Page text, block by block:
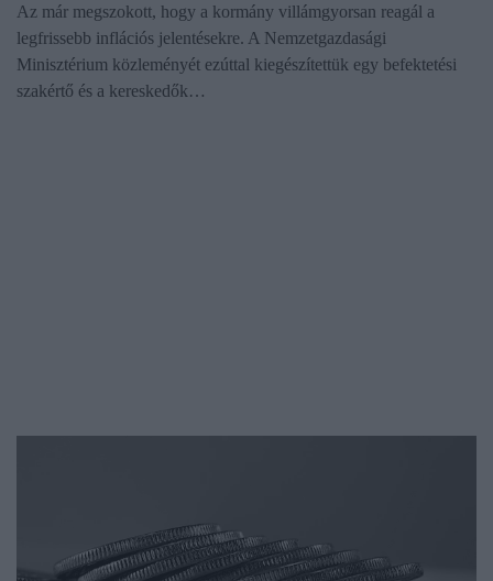
Az már megszokott, hogy a kormány villámgyorsan reagál a
legfrissebb inflációs jelentésekre. A Nemzetgazdasági
Minisztérium közleményét ezúttal kiegészítettük egy befektetési
szakértő és a kereskedők…